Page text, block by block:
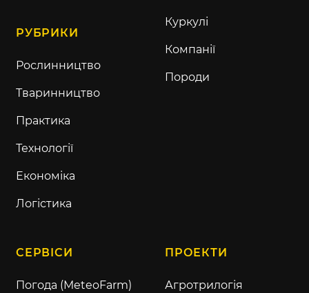
РУБРИКИ
Рослинництво
Тваринництво
Практика
Технології
Економіка
Логістика
Куркулі
Компанії
Породи
СЕРВІСИ
Погода (MeteoFarm)
ПРОЕКТИ
Агротрилогія